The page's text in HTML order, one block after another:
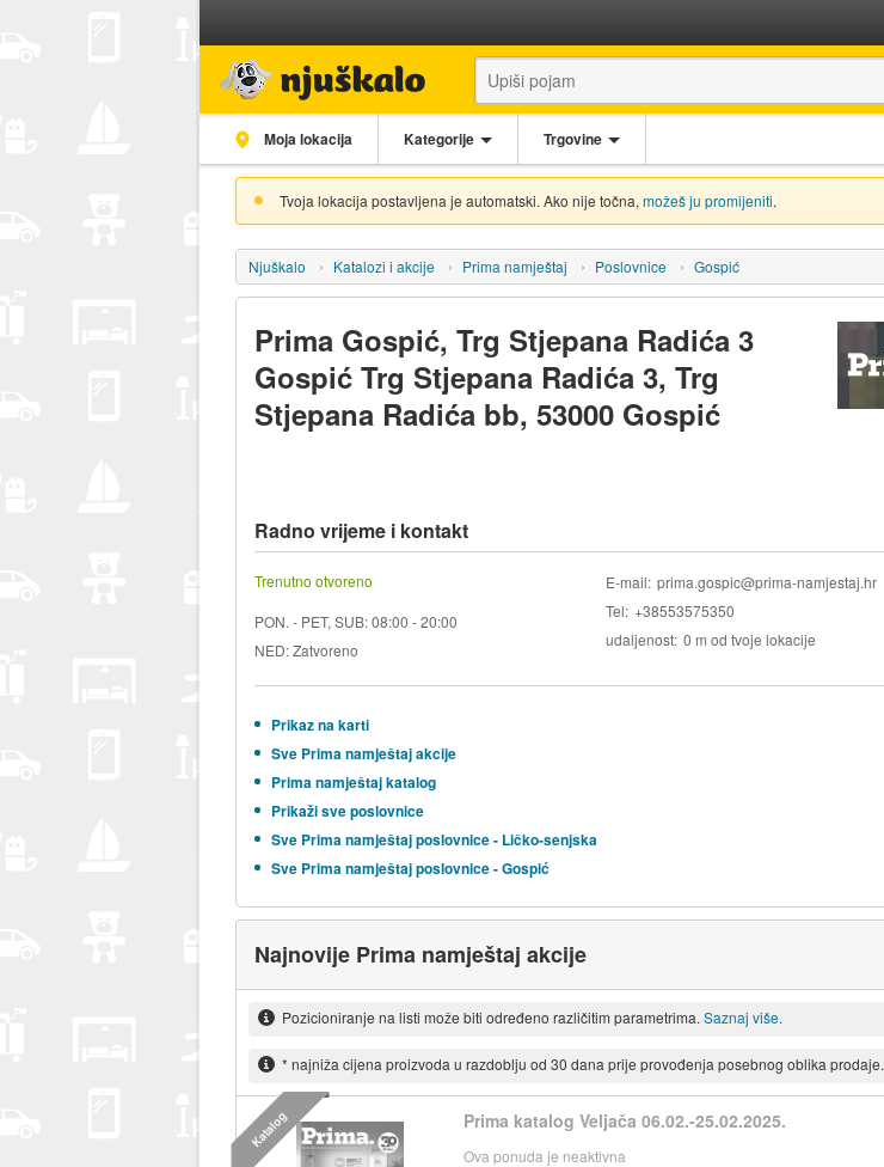
Moja lokacija Kategorije Trgovine
Tvoja lokacija postavljena je automatski. Ako nije točna, možeš ju promijeniti.
Njuškalo Katalozi i akcije Prima namještaj Poslovnice Gospić
Prima Gospić, Trg Stjepana Radića 3
Gospić Trg Stjepana Radića 3, Trg
Stjepana Radića bb, 53000 Gospić
Radno vrijeme i kontakt
Trenutno otvoreno
PON. - PET, SUB: 08:00 - 20:00
NED: Zatvoreno
E-mail prima.gospic@prima-namjestaj.hr
Tel +38553575350
udaljenost 0 m od tvoje lokacije
Prikaz na karti
Sve Prima namještaj akcije
Prima namještaj katalog
Prikaži sve poslovnice
Sve Prima namještaj poslovnice - Ličko-senjska
Sve Prima namještaj poslovnice - Gospić
Najnovije Prima namještaj akcije
Pozicioniranje na listi može biti određeno različitim parametrima. Saznaj više.
* najniža cijena proizvoda u razdoblju od 30 dana prije provođenja posebnog oblika prodaje.
Prima katalog Veljača 06.02.-25.02.2025.
Ova ponuda je neaktivna
Katalog